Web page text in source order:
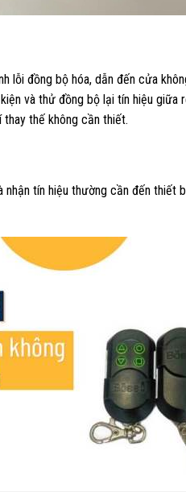
đồng bộ hóa, dẫn đến cửa
và thử đồng bộ lại tín hiệu giữa
thế không cần thiết.
nhận tín hiệu thường cần đến thiết